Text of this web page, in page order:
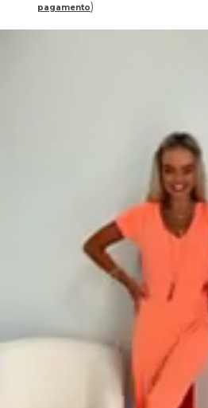
pagamento